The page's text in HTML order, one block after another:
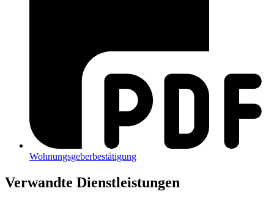
Wohnungsgeberbestätigung
Verwandte Dienstleistungen